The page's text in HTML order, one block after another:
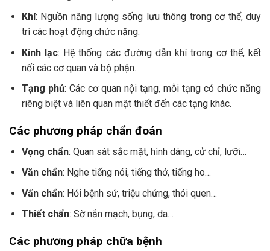
Khí: Nguồn năng lượng sống lưu thông trong cơ thể, duy
trì các hoạt động chức năng.
Kinh lạc: Hệ thống các đường dẫn khí trong cơ thể, kết
nối các cơ quan và bộ phận.
Tạng phủ: Các cơ quan nội tạng, mỗi tạng có chức năng
riêng biệt và liên quan mật thiết đến các tạng khác.
Các phương pháp chẩn đoán
Vọng chẩn: Quan sát sắc mặt, hình dáng, cử chỉ, lưỡi…
Văn chẩn: Nghe tiếng nói, tiếng thở, tiếng ho…
Vấn chẩn: Hỏi bệnh sử, triệu chứng, thói quen…
Thiết chẩn: Sờ nắn mạch, bụng, da…
Các phương pháp chữa bệnh